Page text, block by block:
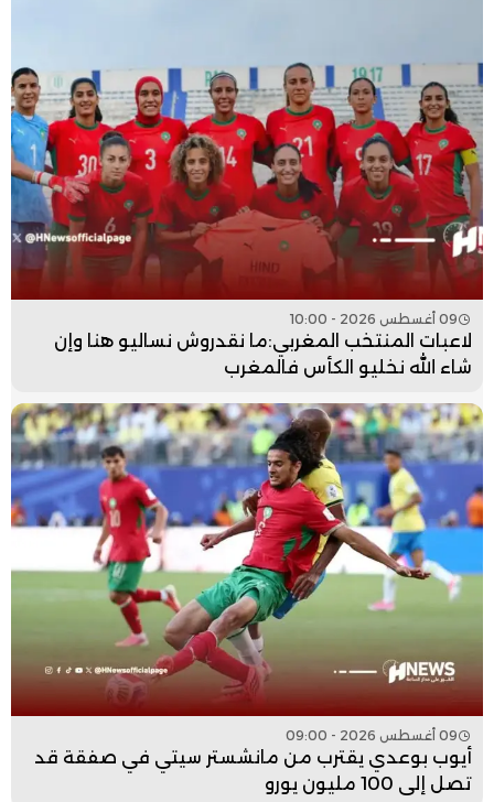
09 أغسطس 2026 - 10:00
لاعبات المنتخب المغربي:ما نقدروش نساليو هنا وإن
شاء الله نخليو الكأس فالمغرب
09 أغسطس 2026 - 09:00
أيوب بوعدي يقترب من مانشستر سيتي في صفقة قد
تصل إلى 100 مليون يورو